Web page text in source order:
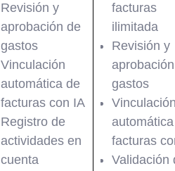
Revisión y
aprobación de
gastos
Vinculación
automática de
facturas con IA
Registro de
actividades en
cuenta
facturas
ilimitada
Revisión y
gastos
facturas
Validación